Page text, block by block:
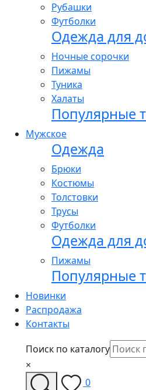
Рубашки
Футболки
Одежда для
Ночные сорочки
Пижамы
Туника
Халаты
Популярные
Мужское
Одежда
Брюки
Костюмы
Толстовки
Трусы
Футболки
Одежда для
Пижамы
Популярные
Новинки
Распродажа
Контакты
Поиск по каталогу
×
0